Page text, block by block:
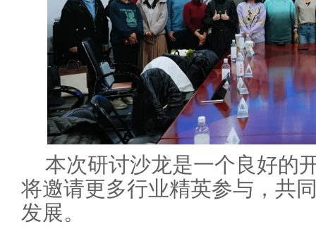
本次研讨沙龙是一个良好的
将邀请更多行业精英参与，共
发展。